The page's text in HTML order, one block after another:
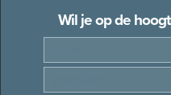
Wil je op de